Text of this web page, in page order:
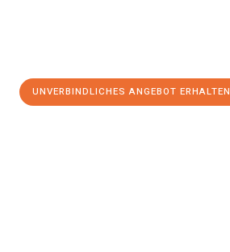
UNVERBINDLICHES ANGEBOT ERHALTEN